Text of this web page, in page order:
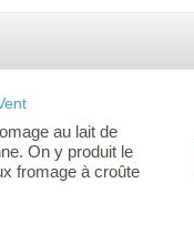
au lait de
On y produit le
fromage à croûte
une pâte